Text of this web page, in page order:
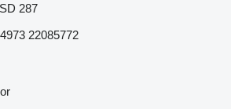
287
22085772